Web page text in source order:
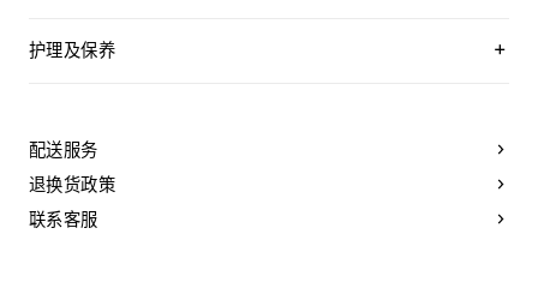
护理及保养
建议您：
- 防止潮湿；避免接触液体、护手霜、洗手液、化妆品及香水。
如果您的手袋不慎接触到水或上述物质，请用干燥且不带绒毛
的浅色吸水布轻轻擦拭；
配送服务
退换货政策
联系客服